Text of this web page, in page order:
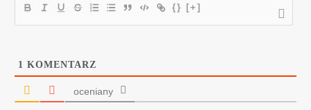
{} [+]
1 KOMENTARZ
oceniany